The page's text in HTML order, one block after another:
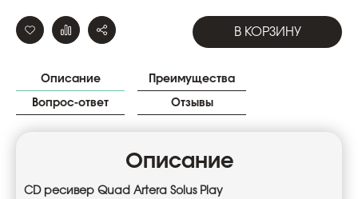
В КОРЗИНУ
Описание Преимущества
Вопрос-ответ Отзывы
Описание
CD ресивер Quad Artera Solus Play